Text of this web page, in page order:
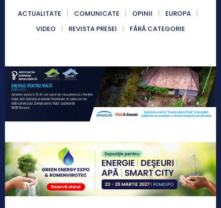
ACTUALITATE COMUNICATE OPINII
EUROPA
VIDEO
REVISTA PRESEI FĂRĂ CATEGORIE